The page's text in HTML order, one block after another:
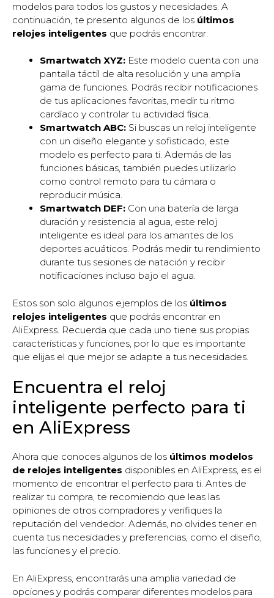
modelos para todos los gustos y necesidades. A
continuación, te presento algunos de los últimos
relojes inteligentes que podrás encontrar:
Smartwatch XYZ: Este modelo cuenta con una
pantalla táctil de alta resolución y una amplia
gama de funciones. Podrás recibir notificaciones
de tus aplicaciones favoritas, medir tu ritmo
cardíaco y controlar tu actividad física.
Smartwatch ABC: Si buscas un reloj inteligente
con un diseño elegante y sofisticado, este
modelo es perfecto para ti. Además de las
funciones básicas, también puedes utilizarlo
como control remoto para tu cámara o
reproducir música.
Smartwatch DEF: Con una batería de larga
duración y resistencia al agua, este reloj
inteligente es ideal para los amantes de los
deportes acuáticos. Podrás medir tu rendimiento
durante tus sesiones de natación y recibir
notificaciones incluso bajo el agua.
Estos son solo algunos ejemplos de los últimos
relojes inteligentes que podrás encontrar en
AliExpress. Recuerda que cada uno tiene sus propias
características y funciones, por lo que es importante
que elijas el que mejor se adapte a tus necesidades.
Encuentra el reloj
inteligente perfecto para ti
en AliExpress
Ahora que conoces algunos de los últimos modelos
de relojes inteligentes disponibles en AliExpress, es el
momento de encontrar el perfecto para ti. Antes de
realizar tu compra, te recomiendo que leas las
opiniones de otros compradores y verifiques la
reputación del vendedor. Además, no olvides tener en
cuenta tus necesidades y preferencias, como el diseño,
las funciones y el precio.
En AliExpress, encontrarás una amplia variedad de
opciones y podrás comparar diferentes modelos para